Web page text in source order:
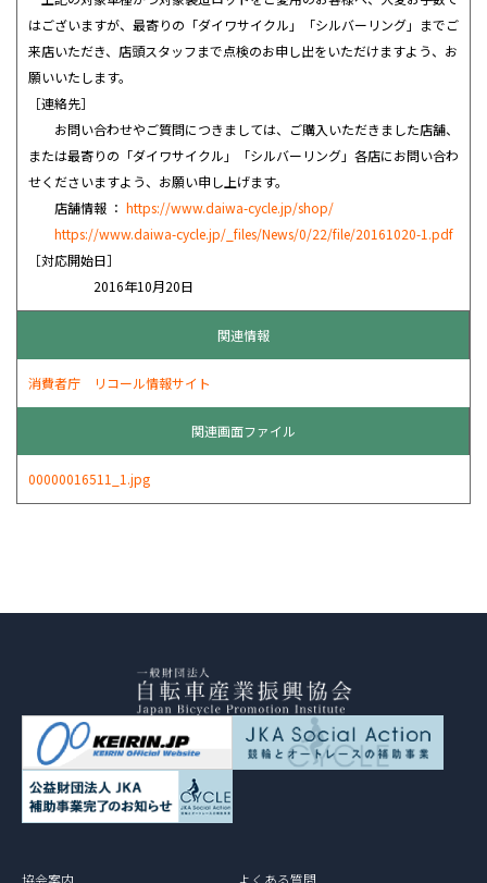
はございますが、最寄りの「ダイワサイクル」「シルバーリング」までご
来店いただき、店頭スタッフまで点検のお申し出をいただけますよう、お
願いいたします。
［連絡先］
お問い合わせやご質問につきましては、ご購入いただきました店舗、
または最寄りの「ダイワサイクル」「シルバーリング」各店にお問い合わ
せくださいますよう、お願い申し上げます。
店舗情報 ： https://www.daiwa-cycle.jp/shop/
https://www.daiwa-cycle.jp/_files/News/0/22/file/20161020-1.pdf
［対応開始日］
2016年10月20日
関連情報
消費者庁 リコール情報サイト
関連画面ファイル
00000016511_1.jpg